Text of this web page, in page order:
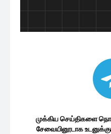
முக்கிய செய்திகளை
சேவையினூடாக